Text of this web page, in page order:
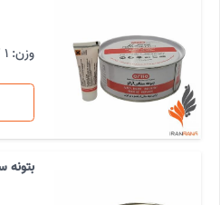
وزن: 1 کیلوگرم
بتونه